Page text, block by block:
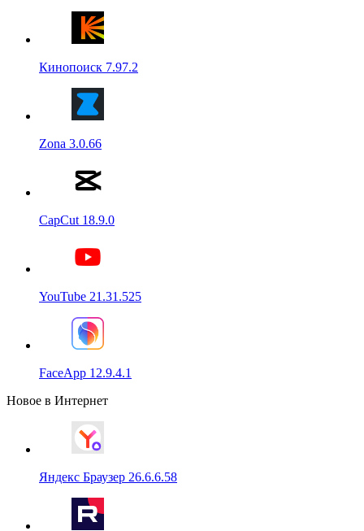
Кинопоиск 7.97.2
Zona 3.0.66
CapCut 18.9.0
YouTube 21.31.525
FaceApp 12.9.4.1
Новое в Интернет
Яндекс Браузер 26.6.6.58